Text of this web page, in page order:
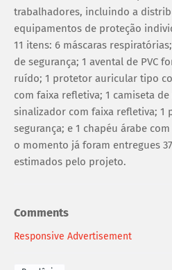
trabalhadores, incluindo a
equipamentos de proteção
11 itens: 6 máscaras
de segurança; 1 avental de PVC
ruído; 1 protetor auricular tipo
com faixa refletiva; 1 camiseta
sinalizador com faixa refletiva; 1
segurança; e 1 chapéu árabe
o momento já foram entregues
estimados pelo projeto.
Comments
Responsive Advertisement